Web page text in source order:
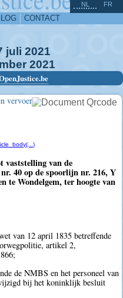
CONTACT
NL FR
juli 2021
2021
vervoer
vaststelling van de
40 op de spoorlijn nr. 216, Y
te Wondelgem, ter hoogte van
van 12 april 1835 betreffende
artikel 2,
de NMBS en het personeel van
bij het koninklijk besluit
^